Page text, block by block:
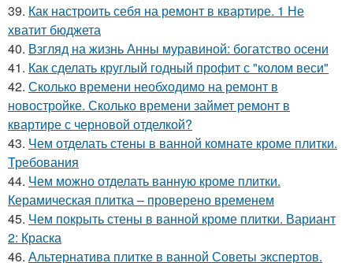
39. Как настроить себя на ремонт в квартире. 1 Не
хватит бюджета
40. Взгляд на жизнь Анны муравиной: богатство осени
41. Как сделать круглый годный профит с "колом веси"
42. Сколько времени необходимо на ремонт в
новостройке. Сколько времени займет ремонт в
квартире с черновой отделкой?
43. Чем отделать стены в ванной комнате кроме плитки.
Требования
44. Чем можно отделать ванную кроме плитки.
Керамическая плитка – проверено временем
45. Чем покрыть стены в ванной кроме плитки. Вариант
2: Краска
46. Альтернатива плитке в ванной Советы экспертов.